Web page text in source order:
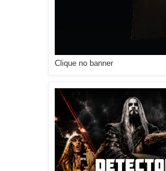
Clique no banner